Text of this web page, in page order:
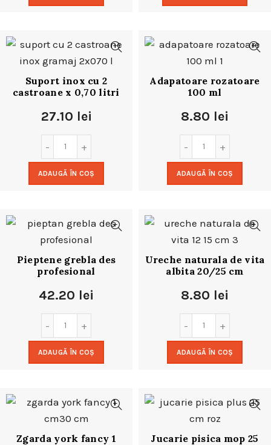
Suport inox cu 2
castroane x 0,70 litri
27.10 lei
ADAUGĂ ÎN COȘ
Adapatoare rozatoare
100 ml
8.80 lei
ADAUGĂ ÎN COȘ
Pieptene grebla des
profesional
42.20 lei
ADAUGĂ ÎN COȘ
Ureche naturala de vita
albita 20/25 cm
8.80 lei
ADAUGĂ ÎN COȘ
Zgarda york fancy 1
Jucarie pisica mop 25